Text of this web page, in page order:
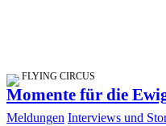
FLYING CIRCUS
Momente für die
Meldungen Interviews und